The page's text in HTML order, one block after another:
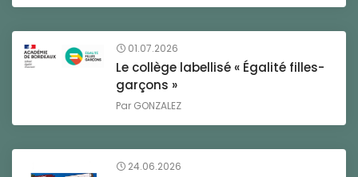
01.07.2026
Le collège labellisé « Égalité filles-
garçons »
Par GONZALEZ
24.06.2026